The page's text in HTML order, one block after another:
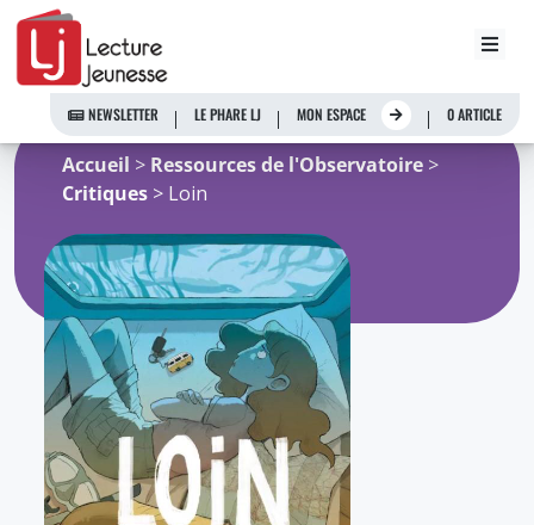
Aller
contenu
NEWSLETTER LE PHARE LJ MON ESPACE 0 ARTICLE
Accueil > Ressources de l'Observatoire >
Critiques > Loin